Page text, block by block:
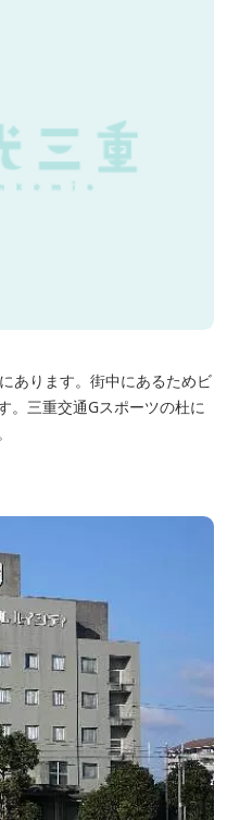
あります。街中にあるためビ
。三重交通Gスポーツの杜に